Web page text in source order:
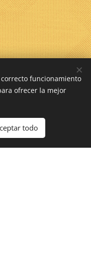
funcionamiento
ofrecer la mejor
todo